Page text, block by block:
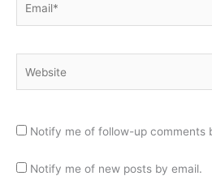
Notify me of follow-up comments
Notify me of new posts by email.